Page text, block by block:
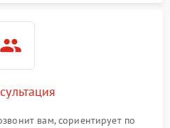
вам, сориентирует по